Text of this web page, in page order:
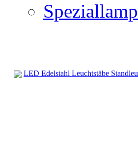
LED Edelstahl Leuchtstäbe